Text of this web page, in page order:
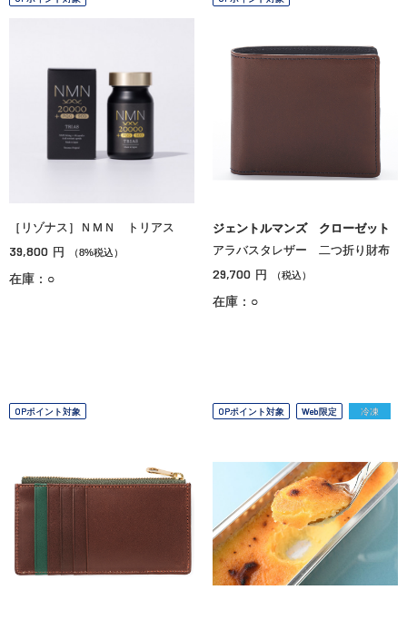
［リゾナス］ＮＭＮ トリアス
39,800 円 （8%税込）
在庫：○
ジェントルマンズ クローゼット
アラバスタレザー 二つ折り財布
29,700 円 （税込）
在庫：○
OPポイント対象 OPポイント対象 Web限定 冷凍